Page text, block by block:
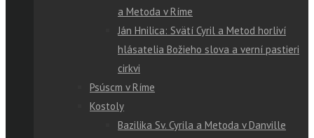
a Metoda v Ríme
Ján Hnilica: Svätí Cyril a Metod horliví
hlásatelia Božieho slova a verní pastieri
cirkvi
Psúscm v Ríme
Kostoly
Bazilika Sv. Cyrila a Metoda v Danville